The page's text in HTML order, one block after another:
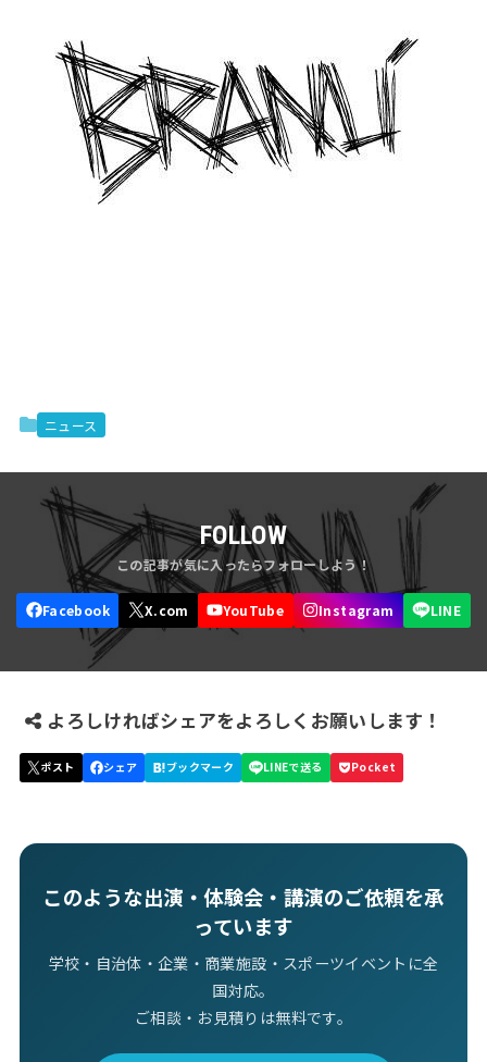
ニュース
FOLLOW
よろしければシェアをよろしくお願いします！
このような出演・体験会・講演のご依頼を承
っています
学校・自治体・企業・商業施設・スポーツイベントに全
国対応。
ご相談・お見積りは無料です。